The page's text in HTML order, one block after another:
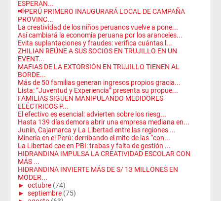
ESPERAN...
📢PERÚ PRIMERO INAUGURARÁ LOCAL DE CAMPAÑA
PROVINC...
La creatividad de los niños peruanos vuelve a pone...
Así cambiará la economía peruana por los aranceles...
Evita suplantaciones y fraudes: verifica cuántas l...
ZHILIAN REÚNE A SUS SOCIOS EN TRUJILLO EN UN
EVENT...
MAFIAS DE LA EXTORSIÓN EN TRUJILLO TIENEN AL
BORDE...
Más de 50 familias generan ingresos propios gracia...
Lista: “Juventud y Experiencia” presenta su propue...
FAMILIAS SIGUEN MANIPULANDO MEDIDORES
ELÉCTRICOS P...
El efectivo es esencial: advierten sobre los riesg...
Hasta 139 días demora abrir una empresa mediana en...
Junín, Cajamarca y La Libertad entre las regiones ...
Minería en el Perú: derribando el mito de las “con...
La Libertad cae en PBI: trabas y falta de gestión ...
HIDRANDINA IMPULSA LA CREATIVIDAD ESCOLAR CON
MÁS ...
HIDRANDINA INVIERTE MÁS DE S/ 13 MILLONES EN
MODER...
► octubre (74)
► septiembre (75)